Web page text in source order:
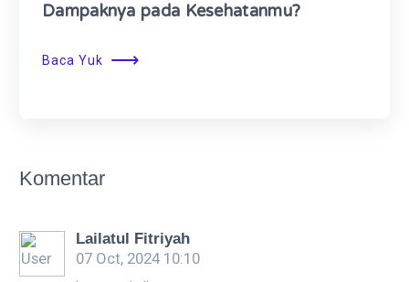
Dampaknya pada Kesehatanmu?
Baca Yuk ⟶
Komentar
Lailatul Fitriyah
07 Oct, 2024 10:10